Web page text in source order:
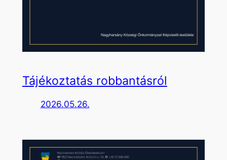
Tájékoztatás robbantásról
2026.05.26.